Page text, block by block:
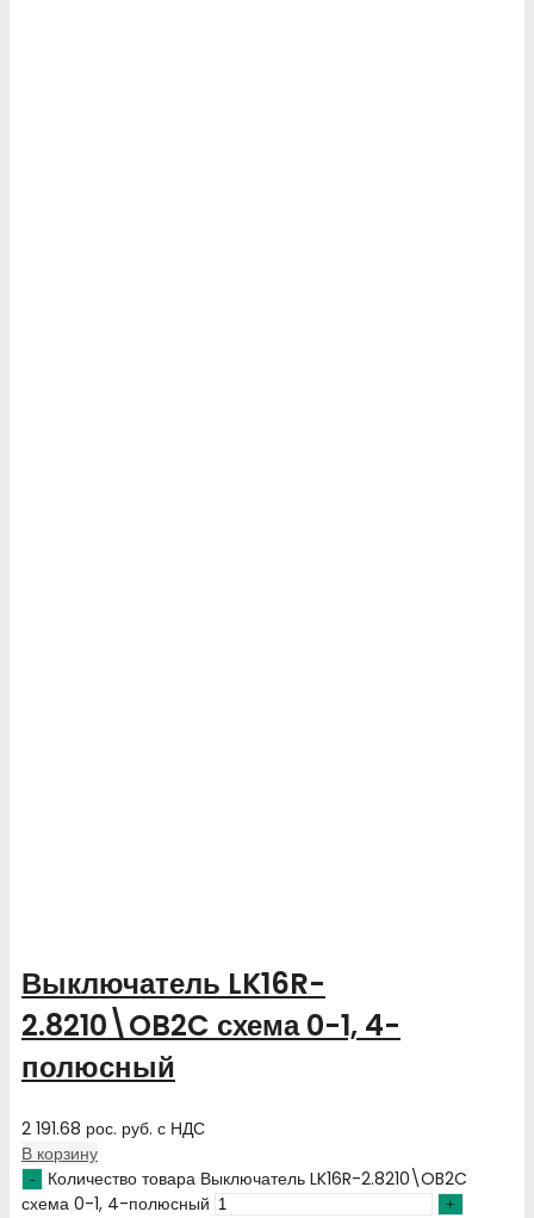
Выключатель LK16R-
2.8210\OB2C схема 0-1, 4-
полюсный
2 191.68 рос. руб. с НДС
В корзину
Количество товара Выключатель LK16R-2.8210\OB2C
схема 0-1, 4-полюсный